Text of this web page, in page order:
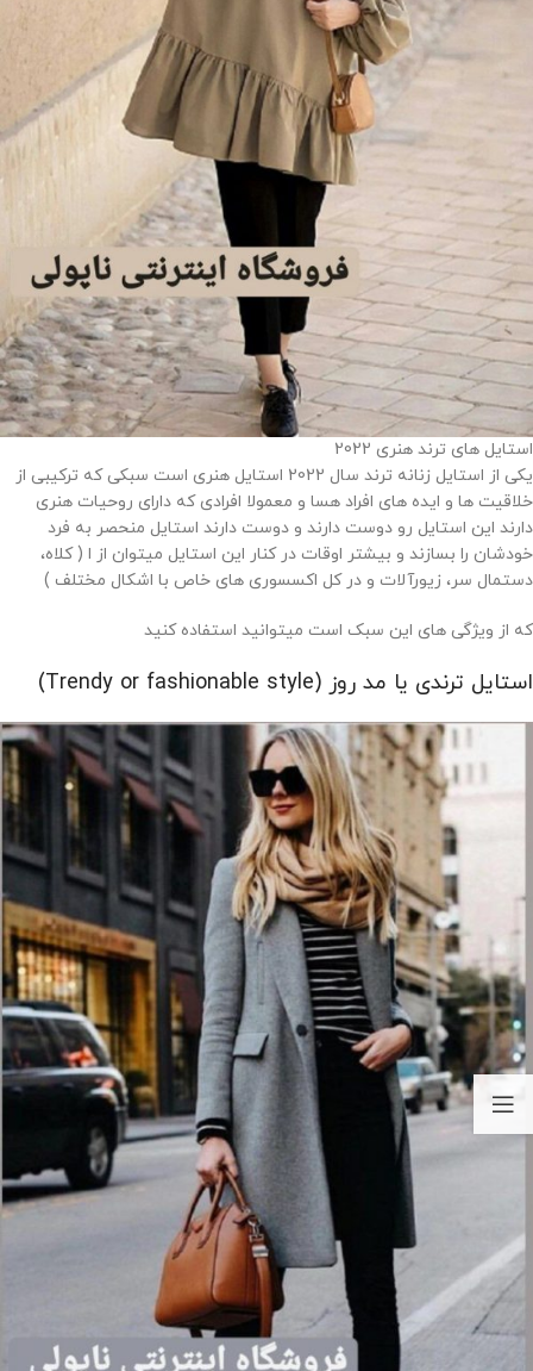
استایل های ترند هنری 2022
یکی از استایل زنانه ترند سال 2022 استایل هنری است سبکی که ترکیبی از
خلاقیت ها و ایده های افراد هسا و معمولا افرادی که دارای روحیات هنری
دارند این استایل رو دوست دارند و دوست دارند استایل منحصر به فرد
خودشان را بسازند و بیشتر اوقات در کنار این استایل میتوان از ا ( کلاه،
دستمال سر، زیورآلات و در کل اکسسوری های خاص با اشکال مختلف )
که از ویژگی های این سبک است میتوانید استفاده کنید
استایل ترندی یا مد روز (Trendy or fashionable style)